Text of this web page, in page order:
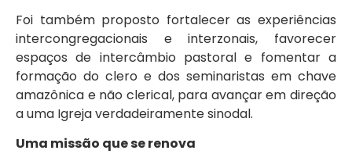
Foi também proposto fortalecer as experiências
intercongregacionais e interzonais, favorecer
espaços de intercâmbio pastoral e fomentar a
formação do clero e dos seminaristas em chave
amazônica e não clerical, para avançar em direção
a uma Igreja verdadeiramente sinodal.
Uma missão que se renova